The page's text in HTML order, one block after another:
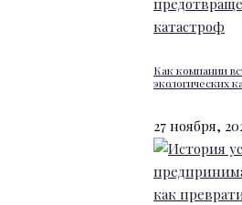
Как компании
экологических
27 ноября,